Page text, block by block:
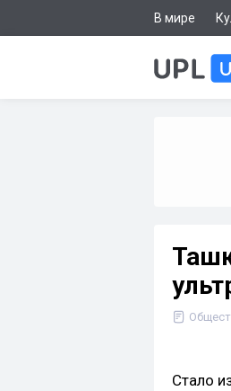
В мире
Стало